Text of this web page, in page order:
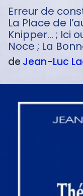
DISTINCTIONS
CRITIQUES
PODCASTS
Erreur de
La Place de
Knipper... ; Ici
Noce ; La
deJean-Luc